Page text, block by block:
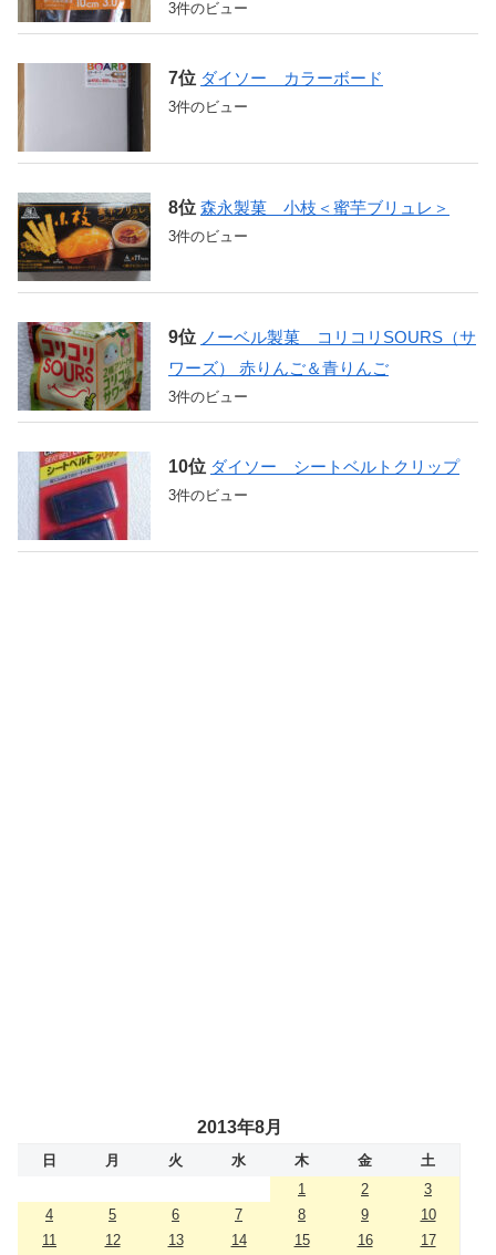
3件のビュー
ダイソー カラーボード
3件のビュー
森永製菓 小枝＜蜜芋ブリュレ＞
3件のビュー
ノーベル製菓 コリコリSOURS（サ
ワーズ） 赤りんご＆青りんご
3件のビュー
ダイソー シートベルトクリップ
3件のビュー
2013年8月
日 月 火 水 木 金
土
1
2
3
4
5 6 7 8 9
10
11
12 13 14 15 16
17